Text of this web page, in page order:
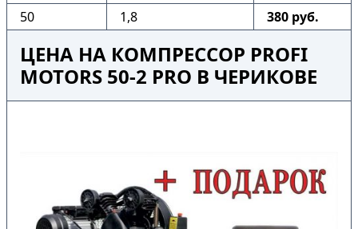
50
1,8 380 руб.
ЦЕНА НА КОМПРЕССОР PROFI
MOTORS 50-2 PRO В ЧЕРИКОВЕ